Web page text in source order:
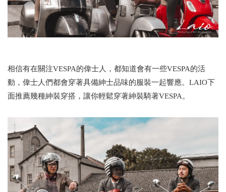
相信有在關注VESPA的偉士人，都知道會有一些VESPA的活
動，偉士人們都會穿著具備紳士品味的服裝一起響應。LAIO下
面推薦幾種紳裝穿搭，讓你輕鬆穿著紳裝騎著VESPA。